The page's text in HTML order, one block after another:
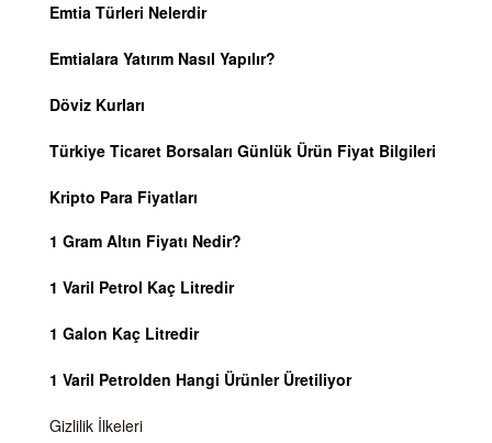
Emtia Türleri Nelerdir
Emtialara Yatırım Nasıl Yapılır?
Döviz Kurları
Türkiye Ticaret Borsaları Günlük Ürün Fiyat Bilgileri
Kripto Para Fiyatları
1 Gram Altın Fiyatı Nedir?
1 Varil Petrol Kaç Litredir
1 Galon Kaç Litredir
1 Varil Petrolden Hangi Ürünler Üretiliyor
Gizlilik İlkeleri